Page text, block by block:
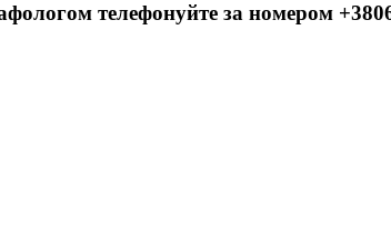
телефонуйте за номером